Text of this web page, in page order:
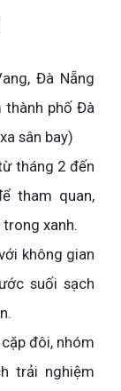
Đà Nẵng
thành phố Đà
sân bay)
tháng 2 đến
tham quan,
xanh.
không gian
suối sạch
đôi, nhóm
trải nghiệm